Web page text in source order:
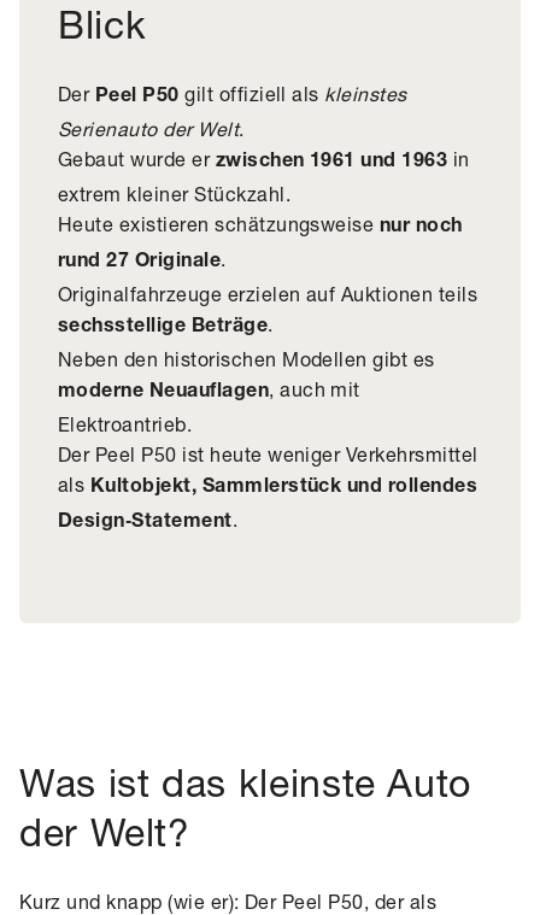
Blick
Der Peel P50 gilt offiziell als kleinstes
Serienauto der Welt.
Gebaut wurde er zwischen 1961 und 1963 in
extrem kleiner Stückzahl.
Heute existieren schätzungsweise nur noch
rund 27 Originale.
Originalfahrzeuge erzielen auf Auktionen teils
sechsstellige Beträge.
Neben den historischen Modellen gibt es
moderne Neuauflagen, auch mit
Elektroantrieb.
Der Peel P50 ist heute weniger Verkehrsmittel
als Kultobjekt, Sammlerstück und rollendes
Design‑Statement.
Was ist das kleinste Auto
der Welt?
Kurz und knapp (wie er): Der Peel P50, der als